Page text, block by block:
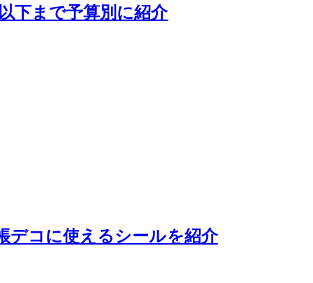
下まで予算別に紹介
デコに使えるシールを紹介